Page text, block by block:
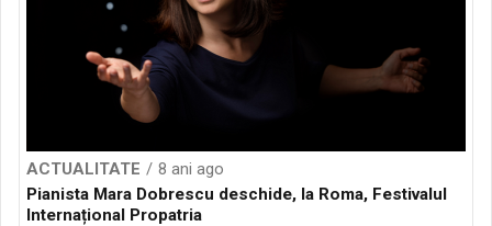
ACTUALITATE
8 ani ago
Pianista Mara Dobrescu deschide, la Roma, Festivalul
Internațional Propatria